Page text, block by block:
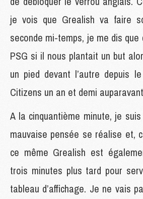
je vois que Grealish va faire
seconde mi-temps, je me dis
PSG si il nous plantait un but
un pied devant l’autre depuis
Citizens un an et demi
A la cinquantième minute, je
mauvaise pensée se réalise et,
ce même Grealish est
trois minutes plus tard pour
tableau d’affichage. Je ne vais